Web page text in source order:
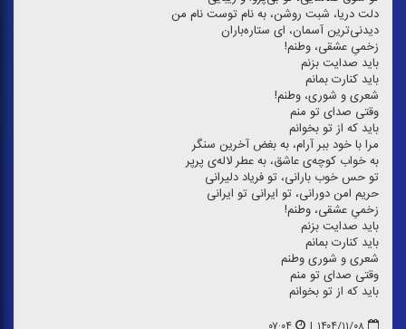
دلت دریا، شبت روشن، به نام توست نام من
دیدنی‌ترین آسمان، ای ستاره‌باران
زخمیِ عشقی، وطنم!
باید صدایت بزنم
باید كنارت بمانم
شعری و شوری، وطنم!
وقتی صدای تو منم
باید كه از تو بخوانم
مرا با خود ببر آرام، به بغض آخرین سنگر
به خواب كوچه‌ی عاشق، به عطر لاله‌ی پرپر
تو حس خوب بارانی، تو فریاد دلیرانی
حریم امن دورانی، تو ایرانی تو ایرانی
زخمیِ عشقی، وطنم!
باید صدایت بزنم
باید كنارت بمانم
شعری و شوری وطنم
وقتی صدای تو منم
باید كه از تو بخوانم